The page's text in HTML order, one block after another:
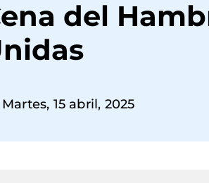
del
Martes, 15 abril, 2025